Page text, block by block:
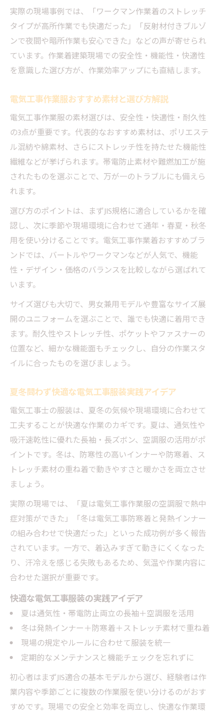
実際の現場事例では、「ワークマン作業着のストレッチ
タイプが高所作業でも快適だった」「反射材付きブルゾ
ンで夜間や暗所作業も安心できた」などの声が寄せられ
ています。作業着建築現場での安全性・機能性・快適性
を意識した選び方が、作業効率アップにも直結します。
電気工事作業服おすすめ素材と選び方解説
電気工事作業服の素材選びは、安全性・快適性・耐久性
の3点が重要です。代表的なおすすめ素材は、ポリエステ
ル混紡や綿素材、さらにストレッチ性を持たせた機能性
繊維などが挙げられます。帯電防止素材や難燃加工が施
されたものを選ぶことで、万が一のトラブルにも備えら
れます。
選び方のポイントは、まずJIS規格に適合しているかを確
認し、次に季節や現場環境に合わせて通年・春夏・秋冬
用を使い分けることです。電気工事作業着おすすめブラ
ンドでは、バートルやワークマンなどが人気で、機能
性・デザイン・価格のバランスを比較しながら選ばれて
います。
サイズ選びも大切で、男女兼用モデルや豊富なサイズ展
開のユニフォームを選ぶことで、誰でも快適に着用でき
ます。耐久性やストレッチ性、ポケットやファスナーの
位置など、細かな機能面もチェックし、自分の作業スタ
イルに合ったものを選びましょう。
夏冬問わず快適な電気工事服装実践アイデア
電気工事士の服装は、夏冬の気候や現場環境に合わせて
工夫することが快適な作業のカギです。夏は、通気性や
吸汗速乾性に優れた長袖・長ズボン、空調服の活用がポ
イントです。冬は、防寒性の高いインナーや防寒着、ス
トレッチ素材の重ね着で動きやすさと暖かさを両立させ
ましょう。
実際の現場では、「夏は電気工事作業服の空調服で熱中
症対策ができた」「冬は電気工事防寒着と発熱インナー
の組み合わせで快適だった」といった成功例が多く報告
されています。一方で、着込みすぎて動きにくくなった
り、汗冷えを感じる失敗もあるため、気温や作業内容に
合わせた選択が重要です。
快適な電気工事服装の実践アイデア
夏は通気性・帯電防止両立の長袖＋空調服を活用
冬は発熱インナー＋防寒着＋ストレッチ素材で重ね着
現場の規定やルールに合わせて服装を統一
定期的なメンテナンスと機能チェックを忘れずに
初心者はまずJIS適合の基本モデルから選び、経験者は作
業内容や季節ごとに複数の作業服を使い分けるのがおす
すめです。現場での安全と効率を両立し、快適な作業環